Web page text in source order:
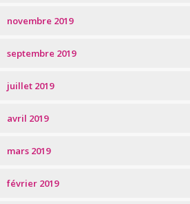
novembre 2019
septembre 2019
juillet 2019
avril 2019
mars 2019
février 2019